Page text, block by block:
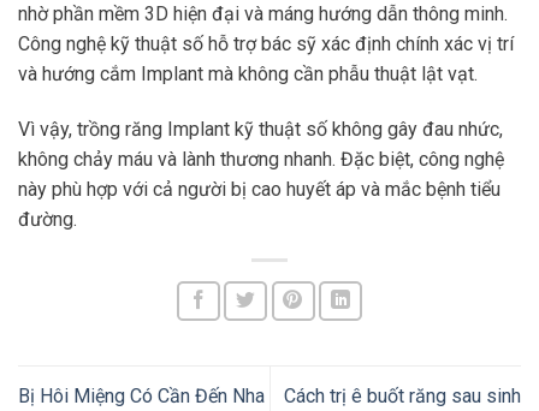
nhờ phần mềm 3D hiện đại và máng hướng dẫn thông minh.
Công nghệ kỹ thuật số hỗ trợ bác sỹ xác định chính xác vị trí
và hướng cắm Implant mà không cần phẫu thuật lật vạt.
Vì vậy, trồng răng Implant kỹ thuật số không gây đau nhức,
không chảy máu và lành thương nhanh. Đặc biệt, công nghệ
này phù hợp với cả người bị cao huyết áp và mắc bệnh tiểu
đường.
Bị Hôi Miệng Có Cần Đến Nha
Cách trị ê buốt răng sau sinh